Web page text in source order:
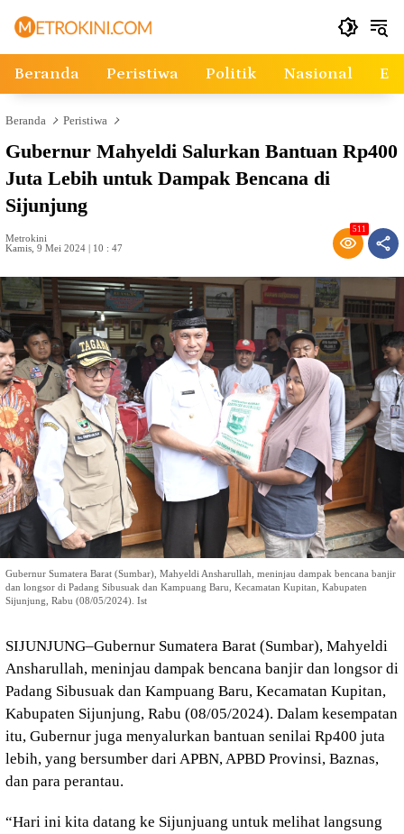
Beranda Peristiwa Politik Nasional
Beranda Peristiwa
Gubernur Mahyeldi Salurkan Bantuan Rp400
Juta Lebih untuk Dampak Bencana di
Sijunjung
Metrokini
Kamis, 9 Mei 2024 | 10 : 47
511
Gubernur Sumatera Barat (Sumbar), Mahyeldi Ansharullah, meninjau dampak bencana banjir
dan longsor di Padang Sibusuak dan Kampuang Baru, Kecamatan Kupitan, Kabupaten
Sijunjung, Rabu (08/05/2024). Ist
SIJUNJUNG–Gubernur Sumatera Barat (Sumbar), Mahyeldi
Ansharullah, meninjau dampak bencana banjir dan longsor di
Padang Sibusuak dan Kampuang Baru, Kecamatan Kupitan,
Kabupaten Sijunjung, Rabu (08/05/2024). Dalam kesempatan
itu, Gubernur juga menyalurkan bantuan senilai Rp400 juta
lebih, yang bersumber dari APBN, APBD Provinsi, Baznas,
dan para perantau.
“Hari ini kita datang ke Sijunjuang untuk melihat langsung